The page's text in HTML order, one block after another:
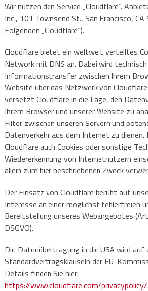
Wir nutzen den Service „Cloudflare“.
Inc., 101 Townsend St., San Francisco, CA
Folgenden „Cloudflare”).
Cloudflare bietet ein weltweit verteiltes
Network mit DNS an. Dabei wird
Informationstransfer zwischen Ihrem
Website über das Netzwerk von
versetzt Cloudflare in die Lage, den
Ihrem Browser und unserer Website zu
Filter zwischen unseren Servern und
Datenverkehr aus dem Internet zu dienen.
Cloudflare auch Cookies oder sonstige
Wiedererkennung von Internetnutzern
allein zum hier beschriebenen Zweck
Der Einsatz von Cloudflare beruht auf
Interesse an einer möglichst fehlerfreien
Bereitstellung unseres Webangebotes
DSGVO).
Die Datenübertragung in die USA wird auf
Standardvertragsklauseln der EU-
Details finden Sie hier:
https://www.cloudflare.com/privacypolicy/.